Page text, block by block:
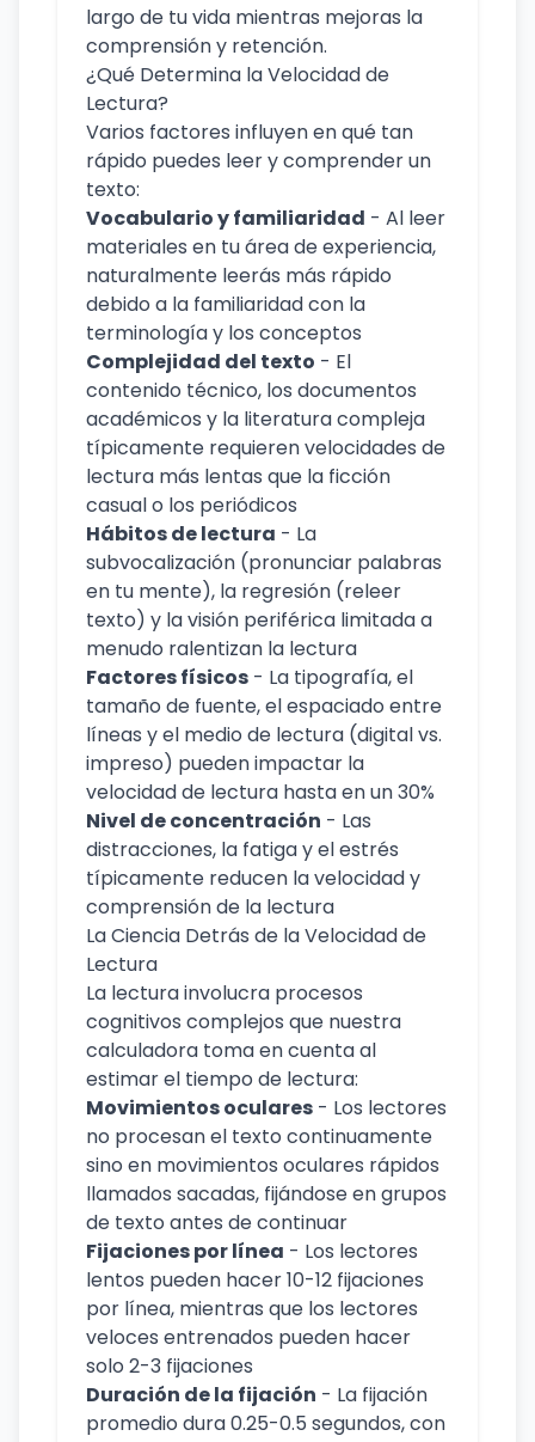
largo de tu vida mientras mejoras la
comprensión y retención.
¿Qué Determina la Velocidad de
Lectura?
Varios factores influyen en qué tan
rápido puedes leer y comprender un
texto:
Vocabulario y familiaridad - Al leer
materiales en tu área de experiencia,
naturalmente leerás más rápido
debido a la familiaridad con la
terminología y los conceptos
Complejidad del texto - El
contenido técnico, los documentos
académicos y la literatura compleja
típicamente requieren velocidades de
lectura más lentas que la ficción
casual o los periódicos
Hábitos de lectura - La
subvocalización (pronunciar palabras
en tu mente), la regresión (releer
texto) y la visión periférica limitada a
menudo ralentizan la lectura
Factores físicos - La tipografía, el
tamaño de fuente, el espaciado entre
líneas y el medio de lectura (digital vs.
impreso) pueden impactar la
velocidad de lectura hasta en un 30%
Nivel de concentración - Las
distracciones, la fatiga y el estrés
típicamente reducen la velocidad y
comprensión de la lectura
La Ciencia Detrás de la Velocidad de
Lectura
La lectura involucra procesos
cognitivos complejos que nuestra
calculadora toma en cuenta al
estimar el tiempo de lectura:
Movimientos oculares - Los lectores
no procesan el texto continuamente
sino en movimientos oculares rápidos
llamados sacadas, fijándose en grupos
de texto antes de continuar
Fijaciones por línea - Los lectores
lentos pueden hacer 10-12 fijaciones
por línea, mientras que los lectores
veloces entrenados pueden hacer
solo 2-3 fijaciones
Duración de la fijación - La fijación
promedio dura 0.25-0.5 segundos, con